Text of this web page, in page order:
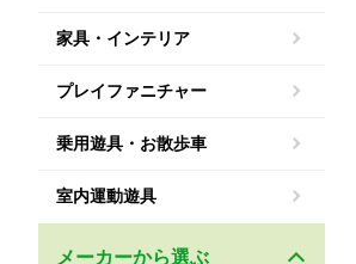
家具・インテリア
プレイファニチャー
乗用遊具・お散歩車
室内運動遊具
メーカーから選ぶ